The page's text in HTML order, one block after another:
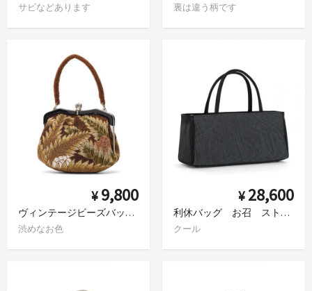
サビなどあります 裏は違う柄です
¥ 9,800
ヴィンテージビーズバッグ 葉と実
渋めなお色
¥ 28,600
利休バッグ お召 ストライプと墨流し
クール